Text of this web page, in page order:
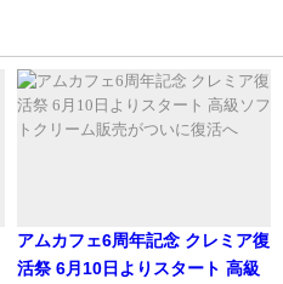
アムカフェ6周年記念 クレミア復
活祭 6月10日よりスタート 高級